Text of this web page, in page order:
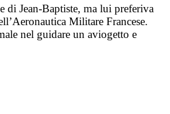
di Jean-Baptiste, ma lui preferiva
Militare Francese.
nel guidare un aviogetto e